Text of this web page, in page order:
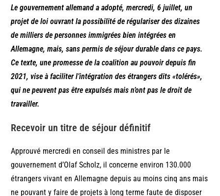
Le gouvernement allemand a adopté, mercredi, 6 juillet, un
projet de loi ouvrant la possibilité de régulariser des dizaines
de milliers de personnes immigrées bien intégrées en
Allemagne, mais, sans permis de séjour durable dans ce pays.
Ce texte, une promesse de la coalition au pouvoir depuis fin
2021, vise à faciliter l’intégration des étrangers dits «tolérés»,
qui ne peuvent pas être expulsés mais n’ont pas le droit de
travailler.
Recevoir un titre de séjour définitif
Approuvé mercredi en conseil des ministres par le
gouvernement d’Olaf Scholz, il concerne environ 130.000
étrangers vivant en Allemagne depuis au moins cinq ans mais
ne pouvant y faire de projets à long terme faute de disposer